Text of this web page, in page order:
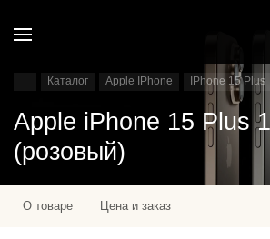
Каталог Apple IPhone IPhone 15 Plus
Apple iPhone 15 Plus
(розовый)
О товаре Цена и заказ